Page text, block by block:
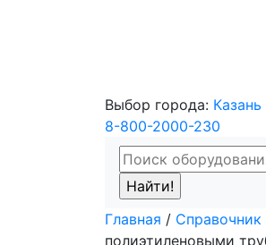
Выбор города: Казань
8-800-2000-230
Главная / Справочник
полиэтиленовыми